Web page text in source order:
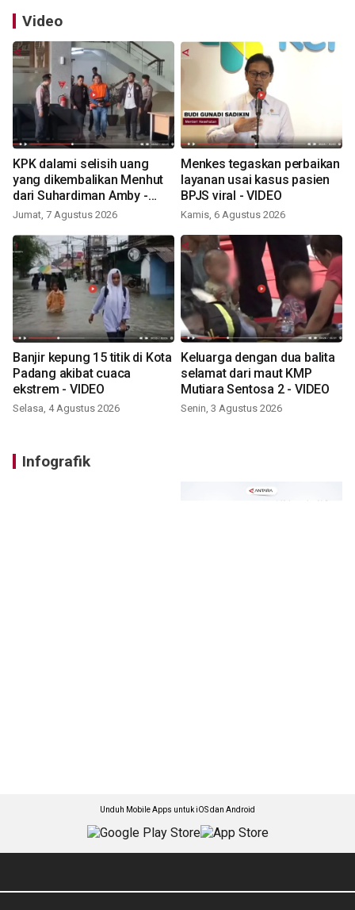
Video
KPK dalami selisih uang
yang dikembalikan Menhut
dari Suhardiman Amby -
VIDEO
Jumat, 7 Agustus 2026
Menkes tegaskan perbaikan
layanan usai kasus pasien
BPJS viral - VIDEO
Kamis, 6 Agustus 2026
Banjir kepung 15 titik di Kota
Padang akibat cuaca
ekstrem - VIDEO
Selasa, 4 Agustus 2026
Keluarga dengan dua balita
selamat dari maut KMP
Mutiara Sentosa 2 - VIDEO
Senin, 3 Agustus 2026
Infografik
Unduh Mobile Apps untuk iOS dan Android